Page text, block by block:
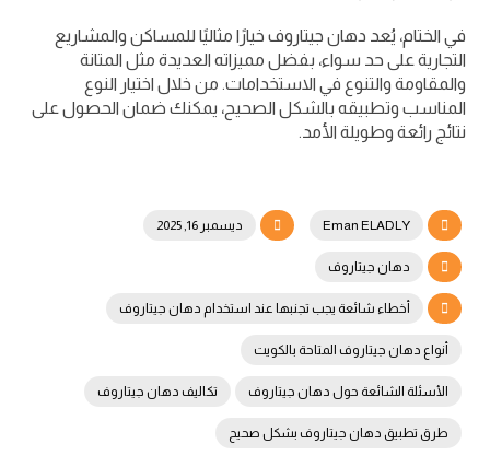
في الختام، يُعد دهان جيتاروف خيارًا مثاليًا للمساكن والمشاريع
التجارية على حد سواء، بفضل مميزاته العديدة مثل المتانة
والمقاومة والتنوع في الاستخدامات. من خلال اختيار النوع
المناسب وتطبيقه بالشكل الصحيح، يمكنك ضمان الحصول على
نتائج رائعة وطويلة الأمد.
Eman ELADLY ديسمبر 16, 2025
دهان جيتاروف
أخطاء شائعة يجب تجنبها عند استخدام دهان جيتاروف
أنواع دهان جيتاروف المتاحة بالكويت
الأسئلة الشائعة حول دهان جيتاروف تكاليف دهان جيتاروف
طرق تطبيق دهان جيتاروف بشكل صحيح